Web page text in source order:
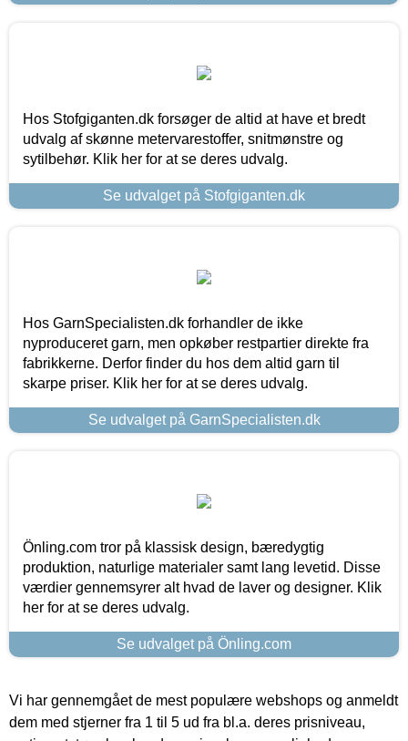
Hos Stofgiganten.dk forsøger de altid at have et bredt
udvalg af skønne metervarestoffer, snitmønstre og
sytilbehør. Klik her for at se deres udvalg.
Se udvalget på Stofgiganten.dk
Hos GarnSpecialisten.dk forhandler de ikke
nyproduceret garn, men opkøber restpartier direkte fra
fabrikkerne. Derfor finder du hos dem altid garn til
skarpe priser. Klik her for at se deres udvalg.
Se udvalget på GarnSpecialisten.dk
Önling.com tror på klassisk design, bæredygtig
produktion, naturlige materialer samt lang levetid. Disse
værdier gennemsyrer alt hvad de laver og designer. Klik
her for at se deres udvalg.
Se udvalget på Önling.com
Vi har gennemgået de mest populære webshops og anmeldt
dem med stjerner fra 1 til 5 ud fra bl.a. deres prisniveau,